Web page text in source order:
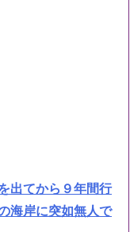
出てから９年間行
海岸に突如無人で